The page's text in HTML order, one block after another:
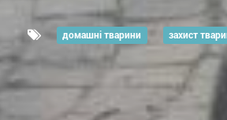
домашні тварини захист